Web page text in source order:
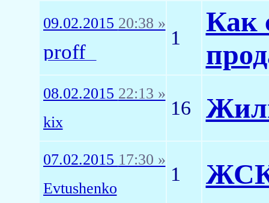
09.02.2015 20:38 »
proff_
1
Как
08.02.2015 22:13 »
kix
16
07.02.2015 17:30 »
Evtushenko
1 ЖСК